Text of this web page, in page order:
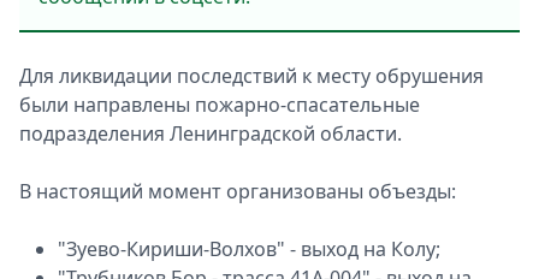
Для ликвидации последствий к месту обрушения
были направлены пожарно-спасательные
подразделения Ленинградской области.
В настоящий момент организованы объезды:
"Зуево-Кириши-Волхов" - выход на Колу;